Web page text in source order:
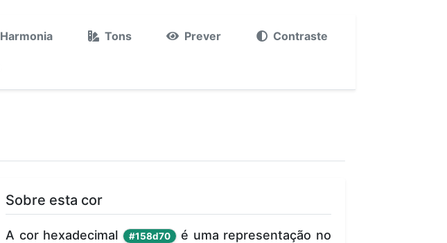
Harmonia Tons Prever Contraste
Sobre esta cor
A cor hexadecimal #158d70 é uma representação no